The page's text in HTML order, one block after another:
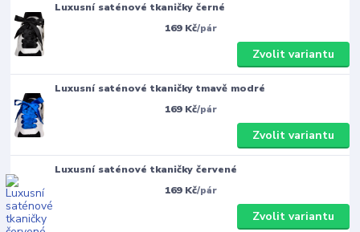
Luxusní saténové tkaničky černé
169 Kč/pár
Zvolit variantu
Luxusní saténové tkaničky tmavě modré
169 Kč/pár
Zvolit variantu
Luxusní saténové tkaničky červené
169 Kč/pár
Zvolit variantu